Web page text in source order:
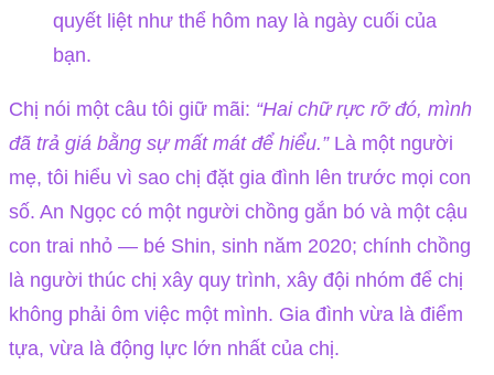
quyết liệt như thể hôm nay là ngày cuối của
bạn.
Chị nói một câu tôi giữ mãi: “Hai chữ rực rỡ đó, mình
đã trả giá bằng sự mất mát để hiểu.”Là một người
mẹ, tôi hiểu vì sao chị đặt gia đình lên trước mọi con
số. An Ngọc có một người chồng gắn bó và một cậu
con trai nhỏ — bé Shin, sinh năm 2020; chính chồng
là người thúc chị xây quy trình, xây đội nhóm để chị
không phải ôm việc một mình. Gia đình vừa là điểm
tựa, vừa là động lực lớn nhất của chị.